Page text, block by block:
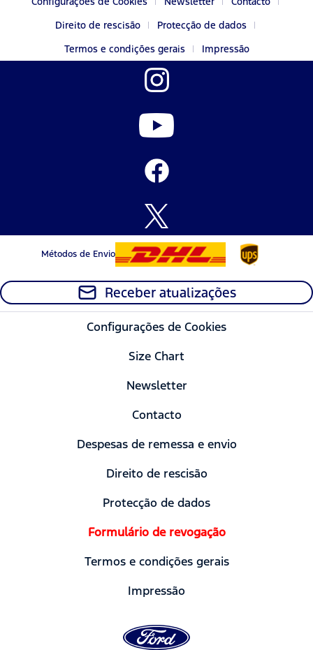
Direito de rescisão
Protecção de dados
Termos e condições gerais
Impressão
Métodos de Envio
Receber atualizações
Configurações de Cookies
Size Chart
Newsletter
Contacto
Despesas de remessa e envio
Direito de rescisão
Protecção de dados
Formulário de revogação
Termos e condições gerais
Impressão